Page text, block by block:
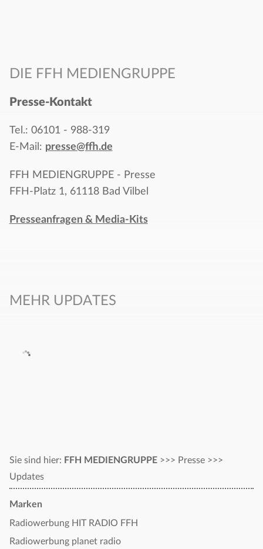
DIE FFH MEDIENGRUPPE
Presse-Kontakt
Tel.: 06101 - 988-319
E-Mail: presse@ffh.de
FFH MEDIENGRUPPE - Presse
FFH-Platz 1, 61118 Bad Vilbel
Presseanfragen & Media-Kits
MEHR UPDATES
Sie sind hier: FFH MEDIENGRUPPE >>> Presse >>>
Updates
Marken
Radiowerbung HIT RADIO FFH
Radiowerbung planet radio